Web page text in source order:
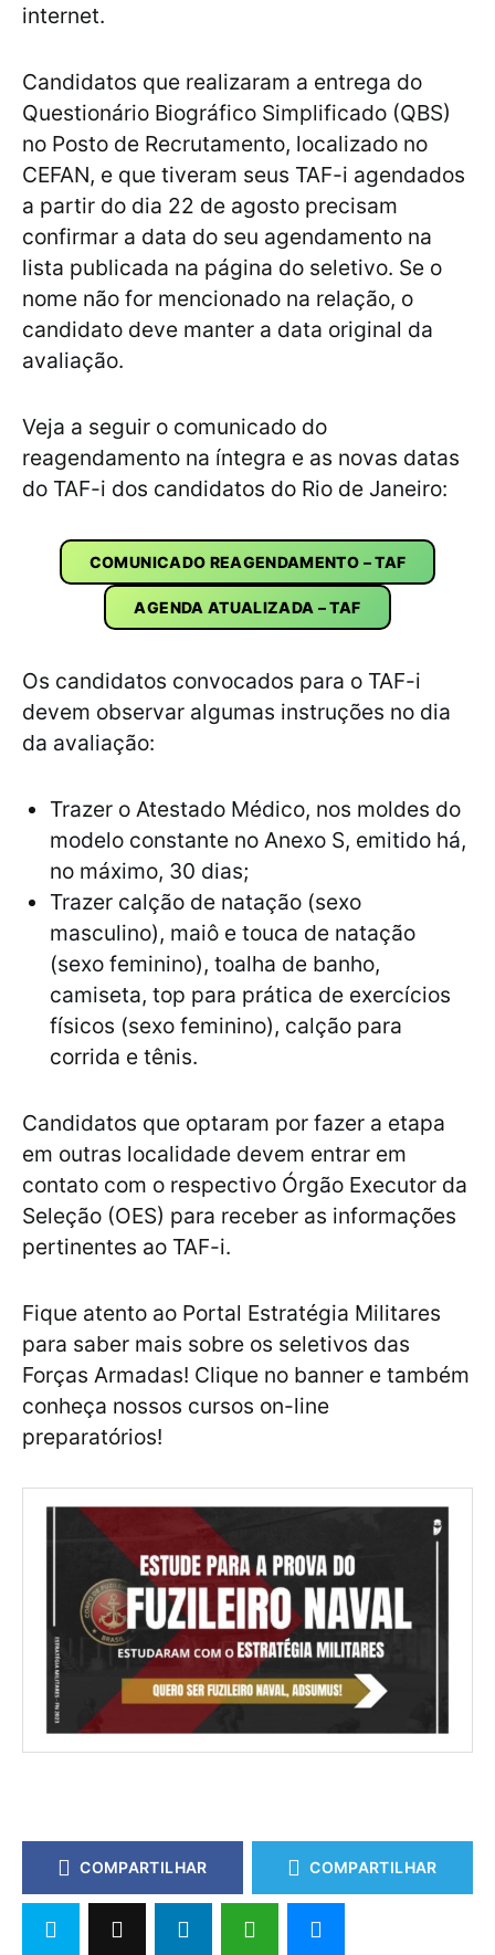
internet.
Candidatos que realizaram a entrega do
Questionário Biográfico Simplificado (QBS)
no Posto de Recrutamento, localizado no
CEFAN, e que tiveram seus TAF-i agendados
a partir do dia 22 de agosto precisam
confirmar a data do seu agendamento na
lista publicada na página do seletivo. Se o
nome não for mencionado na relação, o
candidato deve manter a data original da
avaliação.
Veja a seguir o comunicado do
reagendamento na íntegra e as novas datas
do TAF-i dos candidatos do Rio de Janeiro:
COMUNICADO REAGENDAMENTO – TAF
AGENDA ATUALIZADA – TAF
Os candidatos convocados para o TAF-i
devem observar algumas instruções no dia
da avaliação:
Trazer o Atestado Médico, nos moldes do
modelo constante no Anexo S, emitido há,
no máximo, 30 dias;
Trazer calção de natação (sexo
masculino), maiô e touca de natação
(sexo feminino), toalha de banho,
camiseta, top para prática de exercícios
físicos (sexo feminino), calção para
corrida e tênis.
Candidatos que optaram por fazer a etapa
em outras localidade devem entrar em
contato com o respectivo Órgão Executor da
Seleção (OES) para receber as informações
pertinentes ao TAF-i.
Fique atento ao Portal Estratégia Militares
para saber mais sobre os seletivos das
Forças Armadas! Clique no banner e também
conheça nossos cursos on-line
preparatórios!
COMPARTILHAR COMPARTILHAR